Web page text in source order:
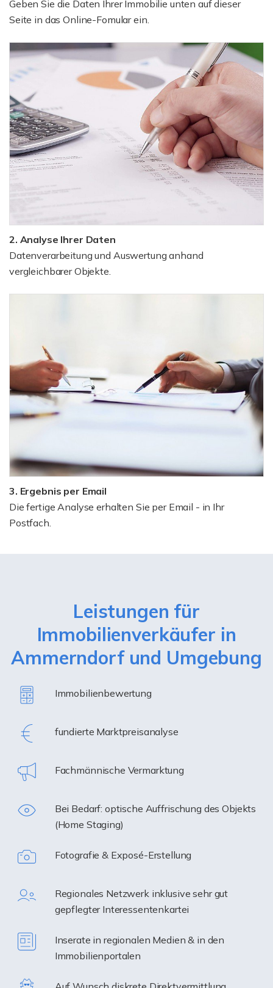
Geben Sie die Daten Ihrer Immobilie unten auf dieser
Seite in das Online-Fomular ein.
2. Analyse Ihrer Daten
Datenverarbeitung und Auswertung anhand
vergleichbarer Objekte.
3. Ergebnis per Email
Die fertige Analyse erhalten Sie per Email - in Ihr
Postfach.
Leistungen für
Immobilienverkäufer in
Ammerndorf und Umgebung
Immobilienbewertung
fundierte Marktpreisanalyse
Fachmännische Vermarktung
Bei Bedarf: optische Auffrischung des Objekts
(Home Staging)
Fotografie & Exposé-Erstellung
Regionales Netzwerk inklusive sehr gut
gepflegter Interessentenkartei
Inserate in regionalen Medien & in den
Immobilienportalen